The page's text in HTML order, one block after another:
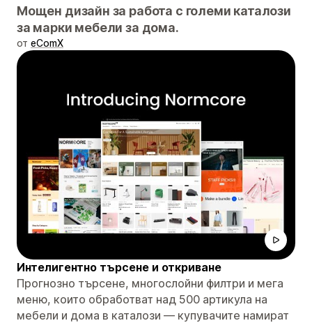
Мощен дизайн за работа с големи каталози
за марки мебели за дома.
от eComX
Интелигентно търсене и откриване
Прогнозно търсене, многослойни филтри и мега
меню, които обработват над 500 артикула на
мебели и дома в каталози — купувачите намират